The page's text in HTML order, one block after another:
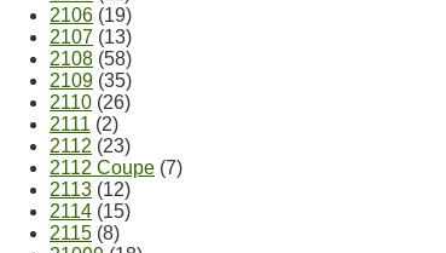
2106 (19)
2107 (13)
2108 (58)
2109 (35)
2110 (26)
2111 (2)
2112 (23)
2112 Coupe (7)
2113 (12)
2114 (15)
2115 (8)